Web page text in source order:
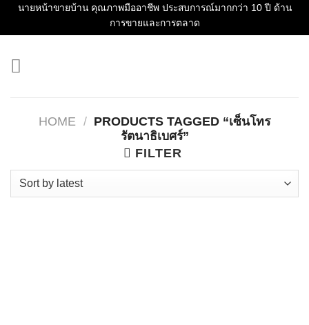
Skipนายหน้าขายบ้าน คุณภาพมืออาชีพ ประสบการณ์มากกว่า 10 ปี ด้าน
การขายและการตลาด
HOME / PRODUCTS TAGGED “เซ็นโทร
รัตนาธิเบศร์”
FILTER